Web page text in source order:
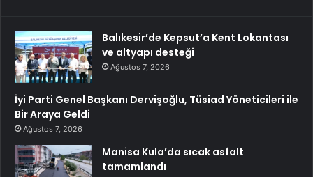
Balıkesir’de Kepsut’a Kent Lokantası
ve altyapı desteği
Ağustos 7, 2026
İyi Parti Genel Başkanı Dervişoğlu, Tüsiad Yöneticileri ile
Bir Araya Geldi
Ağustos 7, 2026
Manisa Kula’da sıcak asfalt
tamamlandı